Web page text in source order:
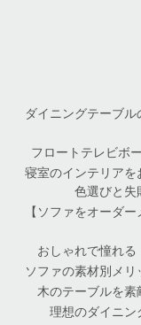
ダイニングテーブ
フロートテレビボ
寝室のインテリア
色選びと失
【ソファをオーダ
おしゃれで憧れ
ソファの素材別メ
木のテーブルを素
理想のダイニン